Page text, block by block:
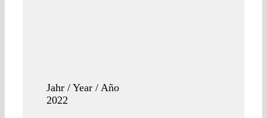
Jahr / Year / Año
2022